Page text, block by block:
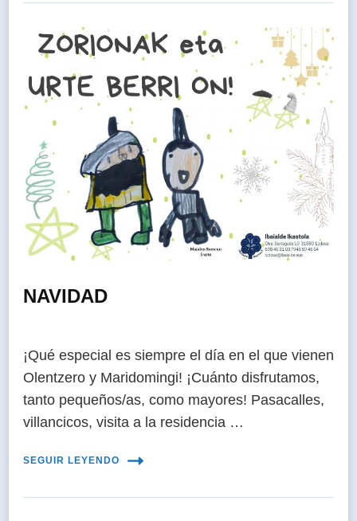
NAVIDAD
¡Qué especial es siempre el día en el que vienen
Olentzero y Maridomingi! ¡Cuánto disfrutamos,
tanto pequeños/as, como mayores! Pasacalles,
villancicos, visita a la residencia …
SEGUIR LEYENDO